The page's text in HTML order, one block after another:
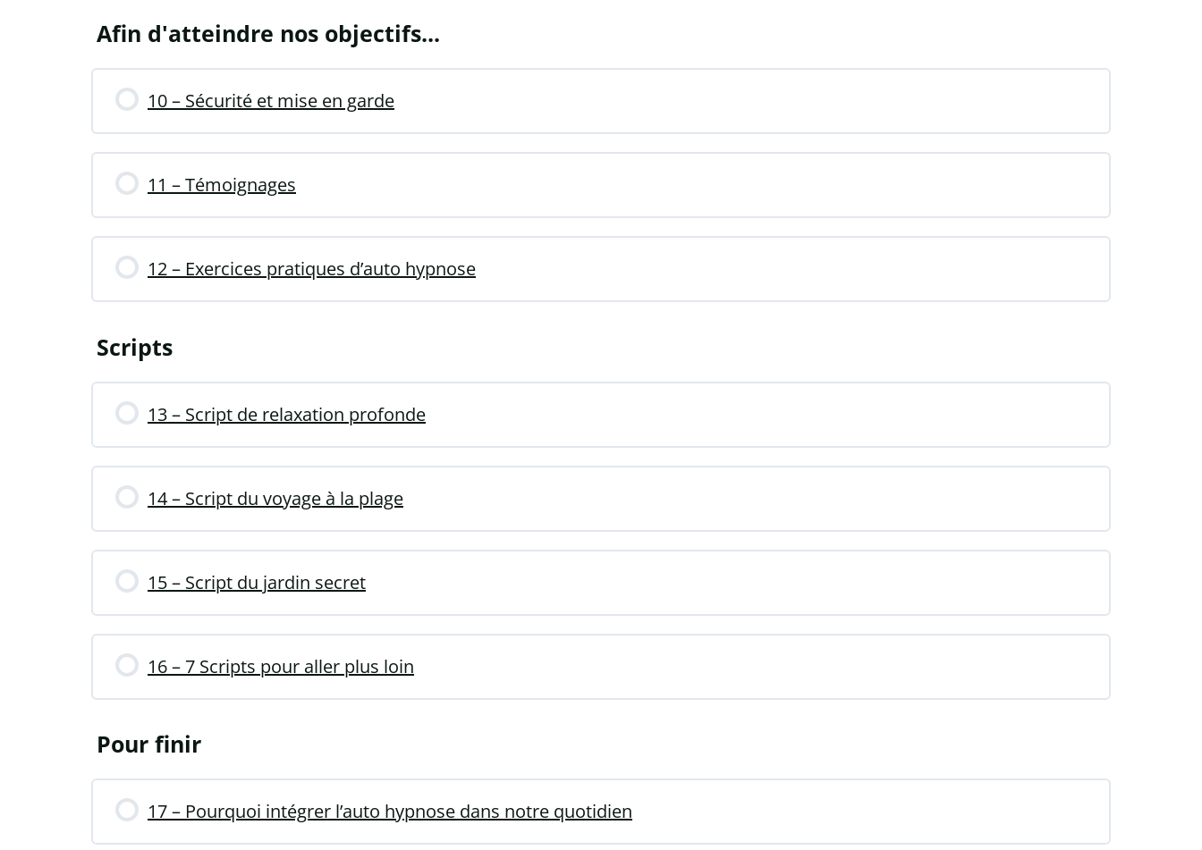
Afin d'atteindre nos objectifs...
10 – Sécurité et mise en garde
11 – Témoignages
12 – Exercices pratiques d’auto hypnose
Scripts
13 – Script de relaxation profonde
14 – Script du voyage à la plage
15 – Script du jardin secret
16 – 7 Scripts pour aller plus loin
Pour finir
17 – Pourquoi intégrer l’auto hypnose dans notre quotidien